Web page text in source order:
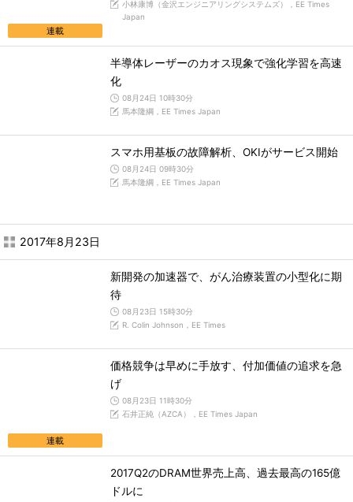
連載
小林康博（金沢エンジニアリングシステムズ），EE Times
Japan
半導体レーザーのカオス現象で強化学習を高速
化
08月24日 10時30分
馬本隆綱，EE Times Japan
スマホ用基板の故障解析、OKIがサービス開始
08月24日 09時30分
馬本隆綱，EE Times Japan
2017年8月23日
新開発の加速器で、がん治療装置の小型化に期
待
08月23日 15時30分
R. Colin Johnson，EE Times
連載
価格競争は早めに手放す、付加価値の追求を急
げ
08月23日 11時30分
石井正純（AZCA），EE Times Japan
2017Q2のDRAM世界売上高、過去最高の165億
ドルに